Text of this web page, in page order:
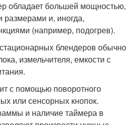
обладает большей мощностью,
и, иногда,
(например, подогрев).
блендеров обычно
измельчителя, емкости с
с помощью поворотного
или сенсорных кнопок.
и наличие таймера в